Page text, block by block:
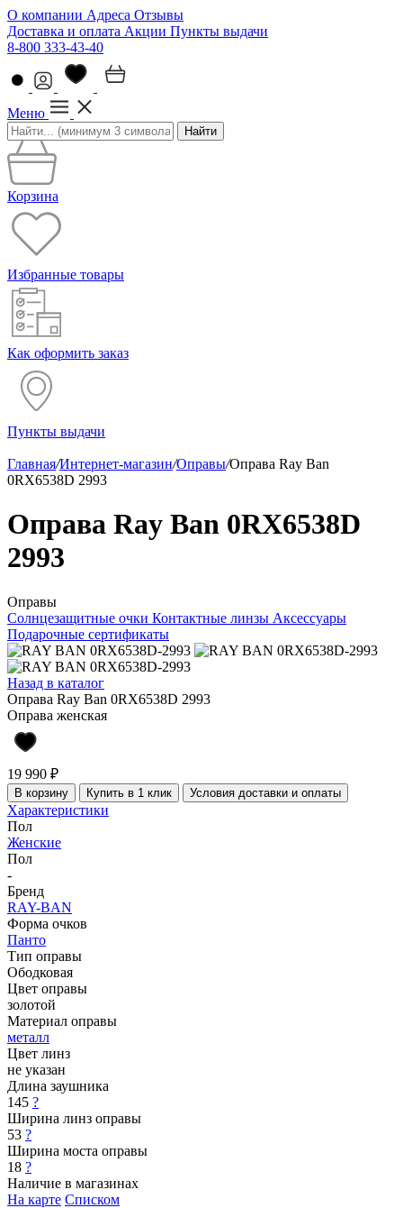
О компании Адреса Отзывы
Доставка и оплата Акции Пункты выдачи
8-800 333-43-40
Меню
Найти
Корзина
Избранные товары
Как оформить заказ
Пункты выдачи
Главная/Интернет-магазин/Оправы/Оправа Ray Ban
0RX6538D 2993
Оправа Ray Ban 0RX6538D
2993
Оправы
Солнцезащитные очки Контактные линзы Аксессуары
Подарочные сертификаты
Назад в каталог
Оправа Ray Ban 0RX6538D 2993
Оправа женская
19 990 ₽
В корзину Купить в 1 клик Условия доставки и оплаты
Характеристики
Пол
Женские
Пол
-
Бренд
RAY-BAN
Форма очков
Панто
Тип оправы
Ободковая
Цвет оправы
золотой
Материал оправы
металл
Цвет линз
не указан
Длина заушника
145 ?
Ширина линз оправы
53 ?
Ширина моста оправы
18 ?
Наличие в магазинах
На карте Списком